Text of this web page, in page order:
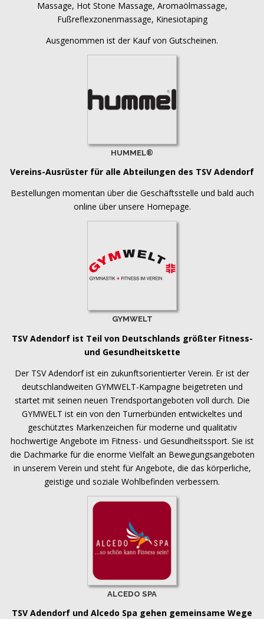
Massage, Hot Stone Massage, Aromaölmassage,
Fußreflexzonenmassage, Kinesiotaping
Ausgenommen ist der Kauf von Gutscheinen.
HUMMEL®
Vereins-Ausrüster für alle Abteilungen des TSV Adendorf
Bestellungen momentan über die Geschäftsstelle und bald auch
online über unsere Homepage.
GYMWELT
TSV Adendorf ist Teil von Deutschlands größter Fitness-
und Gesundheitskette
Der TSV Adendorf ist ein zukunftsorientierter Verein. Er ist der
deutschlandweiten GYMWELT-Kampagne beigetreten und
startet mit seinen neuen Trendsportangeboten voll durch. Die
GYMWELT ist ein von den Turnerbünden entwickeltes und
geschütztes Markenzeichen für moderne und qualitativ
hochwertige Angebote im Fitness- und Gesundheitssport. Sie ist
die Dachmarke für die enorme Vielfalt an Bewegungsangeboten
in unserem Verein und steht für Angebote, die das körperliche,
geistige und soziale Wohlbefinden verbessern.
ALCEDO SPA
TSV Adendorf und Alcedo Spa gehen gemeinsame Wege